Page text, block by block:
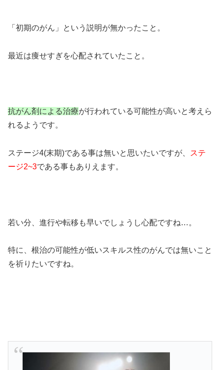
「初期のがん」という説明が無かったこと。
最近は痩せすぎを心配されていたこと。
抗がん剤による治療が行われている可能性が高いと考えら
れるようです。
ステージ4(末期)である事は無いと思いたいですが、
ステ
ージ2~3である事もありえます。
若い分、進行や転移も早いでしょうし心配ですね…。
特に、根治の可能性が低いスキルス性のがんでは無いこと
を祈りたいですね。